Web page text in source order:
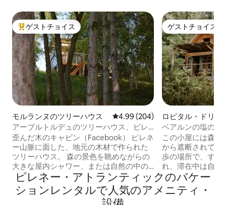
大好評のゲストチョイスです。
ゲストチョイス
モルランヌのツリーハウス レビュー204件、5つ星中4.99つ
4.99 (204)
アーブルトルデュのツリーハウス、ピレ
ネー山脈の眺望が楽しめるツリーハウス
歪んだ木のキャビン（Facebook） ピレネ
ー山脈に面した、地元の木材で作られた
ツリーハウス。 森の景色を眺めながらの
大きな屋内シャワー、または自然の中の
屋外シャワーをお楽しみください 吊り下
げ式トランポリン、 160*200cmのベッ
ド、リネンのシーツ、ミディ・ディオソ
ゲストチョイス
ゲストチョイス
ロピタル・ドリオ
ウス
ベアルンの塩の森
この小屋には森の
から遮断されてい
歩の場所で、すべ
れ、滞在中は自分
い。 小屋は、上
があり、下の階に
があり、そこか
ピレネー・アトランティックのバケー
ションレンタルで人気のアメニティ・